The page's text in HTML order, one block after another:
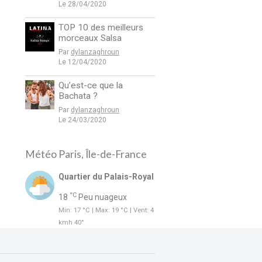
Le 28/04/2020
TOP 10 des meilleurs
morceaux Salsa
Par dylanzaghroun
Le 12/04/2020
Qu’est-ce que la
Bachata ?
Par dylanzaghroun
Le 24/03/2020
Météo Paris, Île-de-France
Quartier du Palais-Royal
18 °C Peu nuageux
Min: 17 °C | Max: 19 °C | Vent: 4
kmh 40°